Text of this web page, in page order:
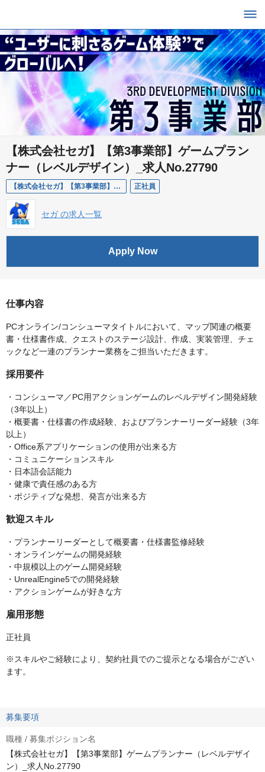
【株式会社セガ】【第3事業部】ゲームプラン
ナー（レベルデザイン）_求人No.27790
【株式会社セガ】【第3事業部】ゲームプランナー（レベルデザイン）_求人No.27790 正社員
セガ の求人一覧
Apply Now
仕事内容
PCオンライン/コンシューマタイトルにおいて、マップ関連の概要
書・仕様書作成、クエストのステージ設計、作成、実装管理、チェ
ックなど一連のプランナー業務をご担当いただきます。
採用要件
・コンシューマ／PC用アクションゲームのレベルデザイン開発経験
（3年以上）
・概要書・仕様書の作成経験、およびプランナーリーダー経験（3年
以上）
・Office系アプリケーションの使用が出来る方
・コミュニケーションスキル
・日本語会話能力
・健康で責任感のある方
・ポジティブな発想、発言が出来る方
歓迎スキル
・プランナーリーダーとして概要書・仕様書監修経験
・オンラインゲームの開発経験
・中規模以上のゲーム開発経験
・UnrealEngine5での開発経験
・アクションゲームが好きな方
雇用形態
正社員
※スキルやご経験により、契約社員でのご提示となる場合がござい
ます。
募集要項
職種 / 募集ポジション名
【株式会社セガ】【第3事業部】ゲームプランナー（レベルデザイ
ン）_求人No.27790